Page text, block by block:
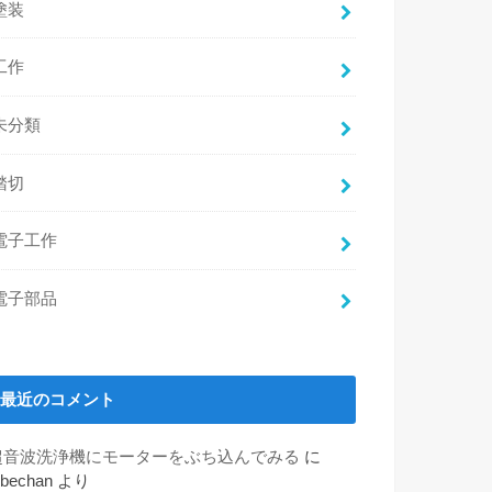
装
作
分類
切
子工作
子部品
最近のコメント
音波洗浄機にモーターをぶち込んでみる に
より